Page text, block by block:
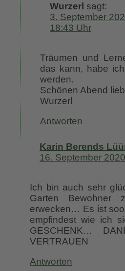
Wurzerl sagt:
3. September
18:43 Uhr
Träumen und
das kann, habe
werden.
Schönen Abend
Wurzerl
Antworten
Karin Berends
16. September
Ich bin auch sehr
Garten Bewohner
erwecken… Es ist
empfindest wie ich
GESCHENK…
VERTRAUEN
Antworten